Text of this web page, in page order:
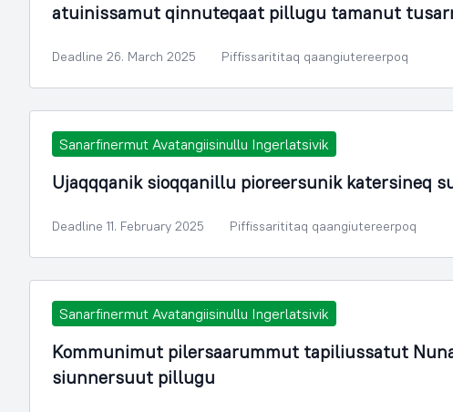
atuinissamut qinnuteqaat pillugu tamanut
Deadline 26. March 2025 Piffissarititaq qaangiutereerpoq
Sanarfinermut Avatangiisinullu Ingerlatsivik
Ujaqqqanik sioqqanillu pioreersunik katersineq
Deadline 11. February 2025 Piffissarititaq qaangiutereerpoq
Sanarfinermut Avatangiisinullu Ingerlatsivik
Kommunimut pilersaarummut tapiliussatut
siunnersuut pillugu